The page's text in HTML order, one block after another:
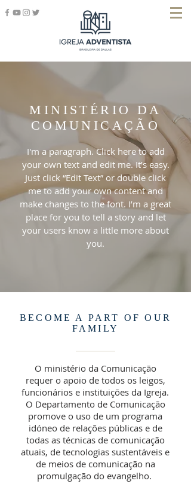
MINISTÉRIO DA
COMUNICAÇÃO
I'm a paragraph. Click here to add
your own text and edit me. It’s easy.
Just click “Edit Text” or double click
me to add your own content and
make changes to the font. I’m a great
place for you to tell a story and let
your users know a little more about
you.
BECOME A PART OF OUR
FAMILY
O ministério da Comunicação
requer o apoio de todos os leigos,
funcionários e instituições da Igreja.
O Departamento de Comunicação
promove o uso de um programa
idóneo de relações públicas e de
todas as técnicas de comunicação
atuais, de tecnologias sustentáveis e
de meios de comunicação na
promulgação do evangelho.